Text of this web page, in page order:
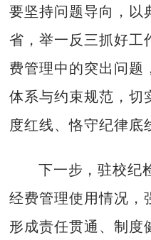
要坚持问题导向，以
省，举一反三抓好工
费管理中的突出问题
体系与约束规范，切
度红线、恪守纪律底
下一步，驻校纪
经费管理使用情况，
形成责任贯通、制度